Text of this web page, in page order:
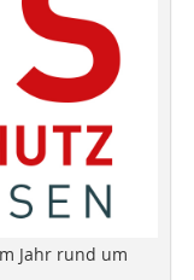
Jahr rund um